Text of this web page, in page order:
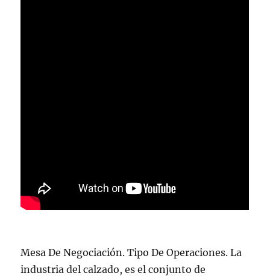
Mesa De Negociación. Tipo De Operaciones. La
industria del calzado, es el conjunto de